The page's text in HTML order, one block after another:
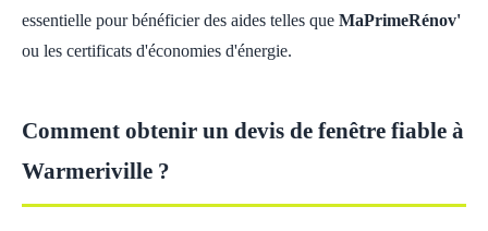
essentielle pour bénéficier des aides telles que MaPrimeRénov'
ou les certificats d'économies d'énergie.
Comment obtenir un devis de fenêtre fiable à
Warmeriville ?